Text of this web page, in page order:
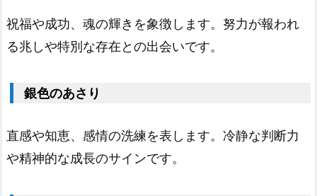
さ
り
金
の
あ
祝福や成功、魂の輝きを象徴します。努力が報われ
る兆しや特別な存在との出会いです。
銀色のあさり
直感や知恵、感情の洗練を表します。冷静な判断力
や精神的な成長のサインです。